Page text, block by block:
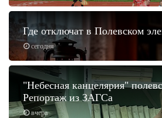
сегодня
Где отключат в Полевском
вчера
"Небесная канцелярия"
Репортаж из ЗАГСа